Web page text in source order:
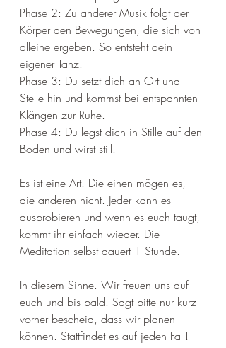
Phase 2: Zu anderer Musik folgt der
Körper den Bewegungen, die sich von
alleine ergeben. So entsteht dein
eigener Tanz.
Phase 3: Du setzt dich an Ort und
Stelle hin und kommst bei entspannten
Klängen zur Ruhe.
Phase 4: Du legst dich in Stille auf den
Boden und wirst still.
Es ist eine Art. Die einen mögen es,
die anderen nicht. Jeder kann es
ausprobieren und wenn es euch taugt,
kommt ihr einfach wieder. Die
Meditation selbst dauert 1 Stunde.
In diesem Sinne. Wir freuen uns auf
euch und bis bald. Sagt bitte nur kurz
vorher bescheid, dass wir planen
können. Stattfindet es auf jeden Fall!